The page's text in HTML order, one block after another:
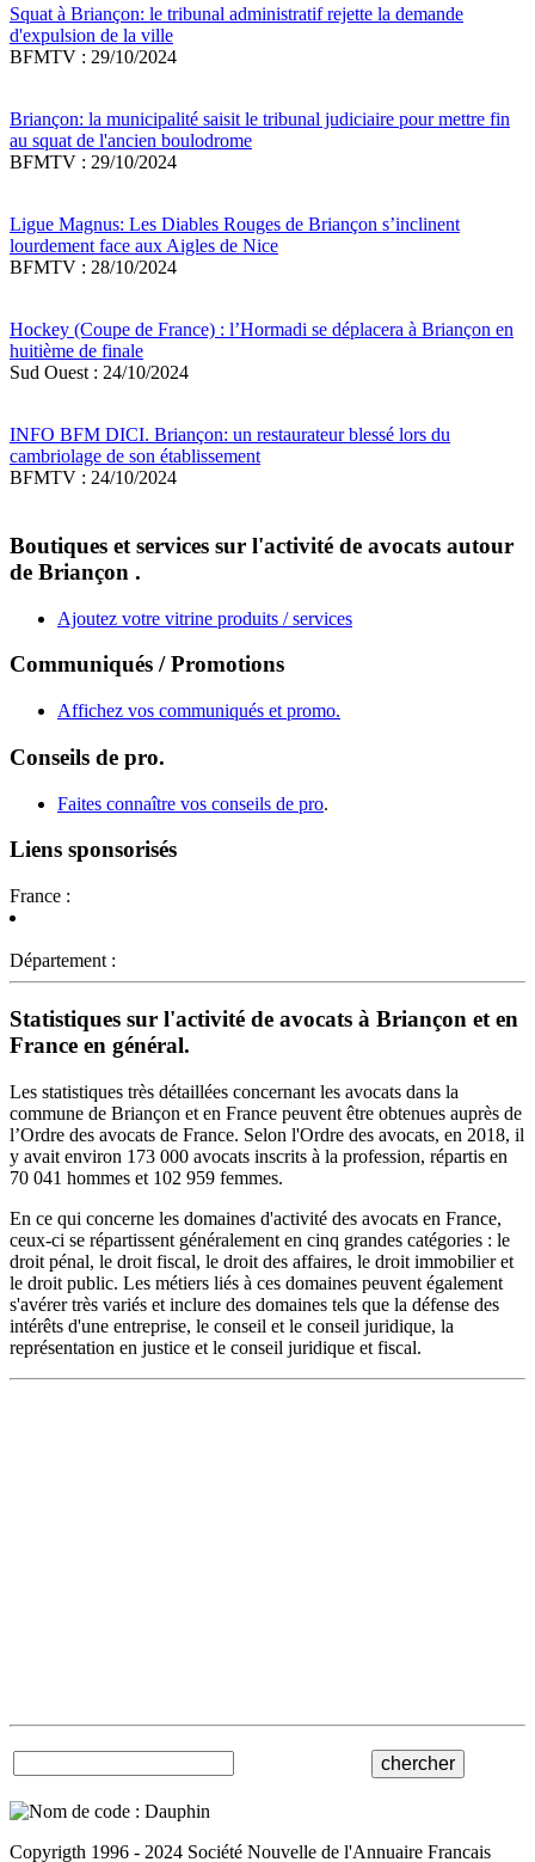
Squat à Briançon: le tribunal administratif rejette la demande
d'expulsion de la ville
BFMTV : 29/10/2024
Briançon: la municipalité saisit le tribunal judiciaire pour mettre fin
au squat de l'ancien boulodrome
BFMTV : 29/10/2024
Ligue Magnus: Les Diables Rouges de Briançon s’inclinent
lourdement face aux Aigles de Nice
BFMTV : 28/10/2024
Hockey (Coupe de France) : l’Hormadi se déplacera à Briançon en
huitième de finale
Sud Ouest : 24/10/2024
INFO BFM DICI. Briançon: un restaurateur blessé lors du
cambriolage de son établissement
BFMTV : 24/10/2024
Boutiques et services sur l'activité de avocats autour
de Briançon .
Ajoutez votre vitrine produits / services
Communiqués / Promotions
Affichez vos communiqués et promo.
Conseils de pro.
Faites connaître vos conseils de pro.
Liens sponsorisés
France :
Département :
Statistiques sur l'activité de avocats à Briançon et en
France en général.
Les statistiques très détaillées concernant les avocats dans la
commune de Briançon et en France peuvent être obtenues auprès de
l’Ordre des avocats de France. Selon l'Ordre des avocats, en 2018, il
y avait environ 173 000 avocats inscrits à la profession, répartis en
70 041 hommes et 102 959 femmes.
En ce qui concerne les domaines d'activité des avocats en France,
ceux-ci se répartissent généralement en cinq grandes catégories : le
droit pénal, le droit fiscal, le droit des affaires, le droit immobilier et
le droit public. Les métiers liés à ces domaines peuvent également
s'avérer très variés et inclure des domaines tels que la défense des
intérêts d'une entreprise, le conseil et le conseil juridique, la
représentation en justice et le conseil juridique et fiscal.
Copyrigth 1996 - 2024 Société Nouvelle de l'Annuaire Francais